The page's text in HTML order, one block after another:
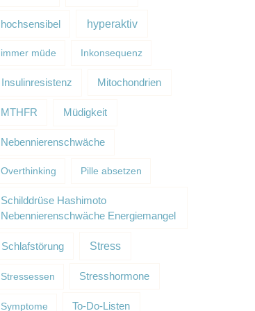
hochsensibel hyperaktiv
immer müde Inkonsequenz
Insulinresistenz Mitochondrien
MTHFR Müdigkeit
Nebennierenschwäche
Overthinking Pille absetzen
Schilddrüse Hashimoto
Nebennierenschwäche Energiemangel
Schlafstörung Stress
Stressessen Stresshormone
Symptome To-Do-Listen